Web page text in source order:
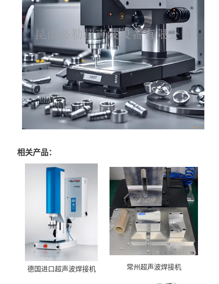
相关产品：
德国进口超声波焊接机 常州超声波焊接机